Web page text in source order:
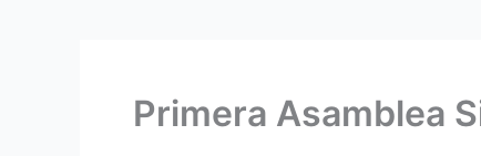
Primera Asamblea